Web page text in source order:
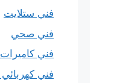
فني ستلايت
فني صحي
فني كاميرات
فني